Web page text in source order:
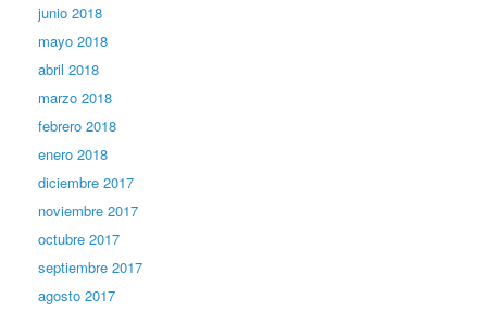
junio 2018
mayo 2018
abril 2018
marzo 2018
febrero 2018
enero 2018
diciembre 2017
noviembre 2017
octubre 2017
septiembre 2017
agosto 2017